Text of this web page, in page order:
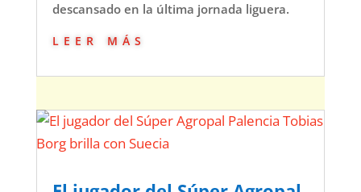
descansado en la última jornada liguera.
leer más